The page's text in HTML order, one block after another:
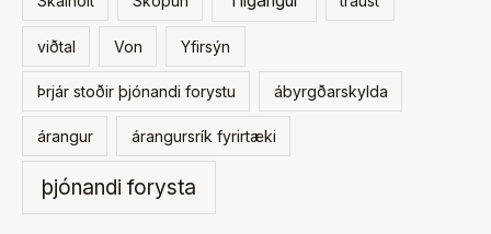
viðtal Von Yfirsýn
Þrjár stoðir þjónandi forystu ábyrgðarskylda
árangur árangursrík fyrirtæki
þjónandi forysta